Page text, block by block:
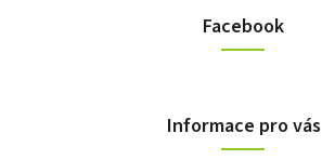
Facebook
Informace pro vás